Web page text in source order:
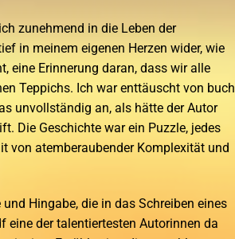
zunehmend in die Leben der
in meinem eigenen Herzen wider, wie
eine Erinnerung daran, dass wir alle
Teppichs. Ich war enttäuscht von buch
unvollständig an, als hätte der Autor
Die Geschichte war ein Puzzle, jedes
von atemberaubender Komplexität und
Hingabe, die in das Schreiben eines
eine der talentiertesten Autorinnen da